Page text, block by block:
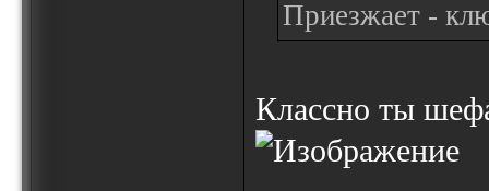
Приезжает -
Классно ты